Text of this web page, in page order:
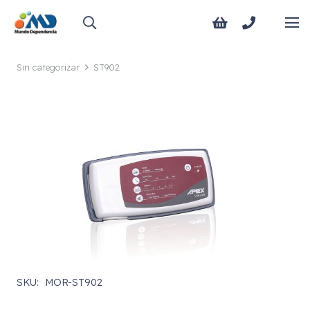
Sin categorizar ST902
SKU: MOR-ST902